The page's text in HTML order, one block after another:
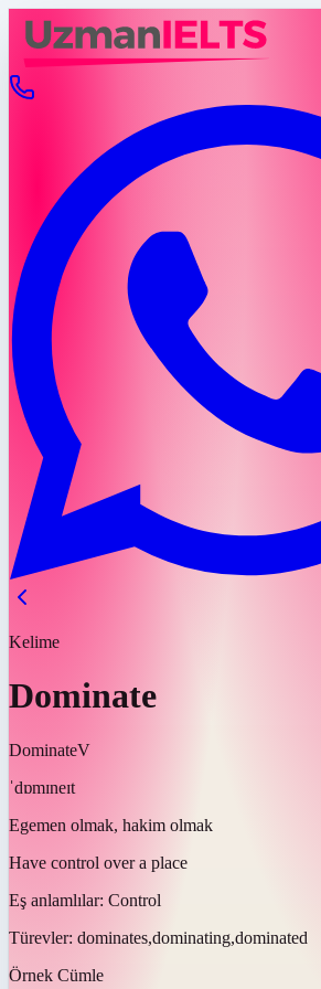
Kelime
Dominate
DominateV
ˈdɒmɪneɪt
Egemen olmak, hakim olmak
Have control over a place
Eş anlamlılar: Control
Türevler: dominates,dominating,dominated
Örnek Cümle